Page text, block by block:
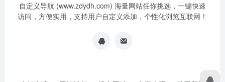
自定义导航 (www.zdydh.com) 海量网站任你挑选，一键快速
访问，方便实用，支持用户自定义添加，个性化浏览互联网！